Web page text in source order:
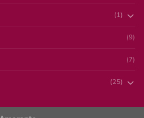
(1)
(9)
(7)
(25)